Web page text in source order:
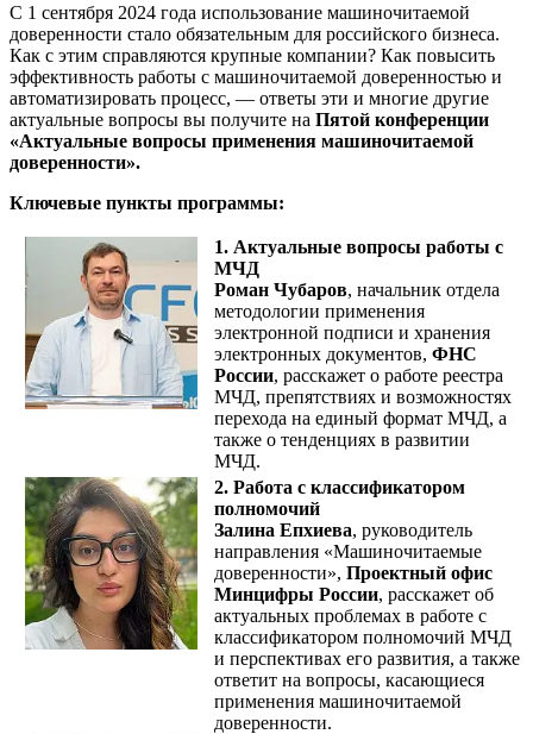
С 1 сентября 2024 года использование машиночитаемой
доверенности стало обязательным для российского бизнеса.
Как с этим справляются крупные компании? Как повысить
эффективность работы с машиночитаемой доверенностью и
автоматизировать процесс, — ответы эти и многие другие
актуальные вопросы вы получите на Пятой конференции
«Актуальные вопросы применения машиночитаемой
доверенности».
Ключевые пункты программы:
1. Актуальные вопросы работы с
МЧД
Роман Чубаров, начальник отдела
методологии применения
электронной подписи и хранения
электронных документов, ФНС
России, расскажет о работе реестра
МЧД, препятствиях и возможностях
перехода на единый формат МЧД, а
также о тенденциях в развитии
МЧД.
2. Работа с классификатором
полномочий
Залина Епхиева, руководитель
направления «Машиночитаемые
доверенности», Проектный офис
Минцифры России, расскажет об
актуальных проблемах в работе с
классификатором полномочий МЧД
и перспективах его развития, а также
ответит на вопросы, касающиеся
применения машиночитаемой
доверенности.